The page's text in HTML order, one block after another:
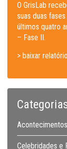
O GrisLab
suas duas
últimos quatro
– Fase II.
> baixar
Celebridades e